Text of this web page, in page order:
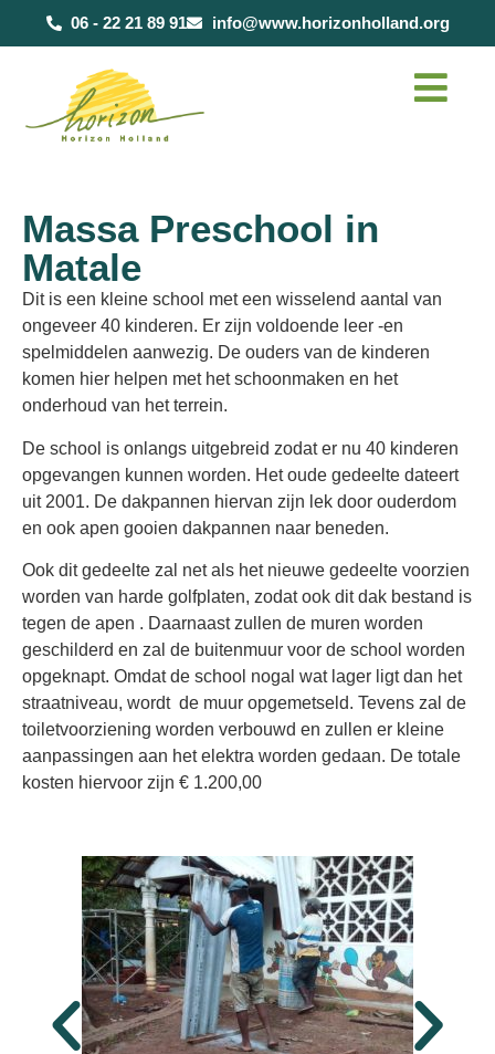
06 - 22 21 89 91 info@www.horizonholland.org
Massa Preschool in
Matale
Dit is een kleine school met een wisselend aantal van
ongeveer 40 kinderen. Er zijn voldoende leer -en
spelmiddelen aanwezig. De ouders van de kinderen
komen hier helpen met het schoonmaken en het
onderhoud van het terrein.
De school is onlangs uitgebreid zodat er nu 40 kinderen
opgevangen kunnen worden. Het oude gedeelte dateert
uit 2001. De dakpannen hiervan zijn lek door ouderdom
en ook apen gooien dakpannen naar beneden.
Ook dit gedeelte zal net als het nieuwe gedeelte voorzien
worden van harde golfplaten, zodat ook dit dak bestand is
tegen de apen . Daarnaast zullen de muren worden
geschilderd en zal de buitenmuur voor de school worden
opgeknapt. Omdat de school nogal wat lager ligt dan het
straatniveau, wordt de muur opgemetseld. Tevens zal de
toiletvoorziening worden verbouwd en zullen er kleine
aanpassingen aan het elektra worden gedaan. De totale
kosten hiervoor zijn € 1.200,00